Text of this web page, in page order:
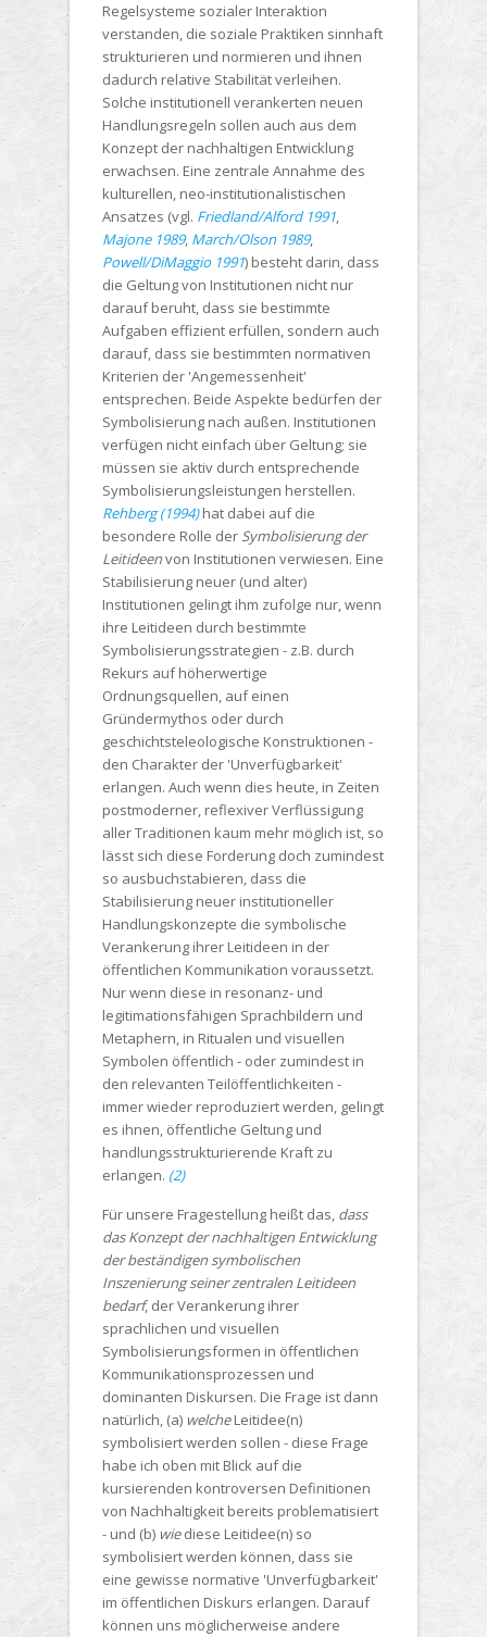
Regelsysteme sozialer Interaktion
verstanden, die soziale Praktiken sinnhaft
strukturieren und normieren und ihnen
dadurch relative Stabilität verleihen.
Solche institutionell verankerten neuen
Handlungsregeln sollen auch aus dem
Konzept der nachhaltigen Entwicklung
erwachsen. Eine zentrale Annahme des
kulturellen, neo-institutionalistischen
Ansatzes (vgl. Friedland/Alford 1991,
Majone 1989, March/Olson 1989,
Powell/DiMaggio 1991) besteht darin, dass
die Geltung von Institutionen nicht nur
darauf beruht, dass sie bestimmte
Aufgaben effizient erfüllen, sondern auch
darauf, dass sie bestimmten normativen
Kriterien der 'Angemessenheit'
entsprechen. Beide Aspekte bedürfen der
Symbolisierung nach außen. Institutionen
verfügen nicht einfach über Geltung; sie
müssen sie aktiv durch entsprechende
Symbolisierungsleistungen herstellen.
Rehberg (1994)hat dabei auf die
besondere Rolle der Symbolisierung der
Leitideenvon Institutionen verwiesen. Eine
Stabilisierung neuer (und alter)
Institutionen gelingt ihm zufolge nur, wenn
ihre Leitideen durch bestimmte
Symbolisierungsstrategien - z.B. durch
Rekurs auf höherwertige
Ordnungsquellen, auf einen
Gründermythos oder durch
geschichtsteleologische Konstruktionen -
den Charakter der 'Unverfügbarkeit'
erlangen. Auch wenn dies heute, in Zeiten
postmoderner, reflexiver Verflüssigung
aller Traditionen kaum mehr möglich ist, so
lässt sich diese Forderung doch zumindest
so ausbuchstabieren, dass die
Stabilisierung neuer institutioneller
Handlungskonzepte die symbolische
Verankerung ihrer Leitideen in der
öffentlichen Kommunikation voraussetzt.
Nur wenn diese in resonanz- und
legitimationsfähigen Sprachbildern und
Metaphern, in Ritualen und visuellen
Symbolen öffentlich - oder zumindest in
den relevanten Teilöffentlichkeiten -
immer wieder reproduziert werden, gelingt
es ihnen, öffentliche Geltung und
handlungsstrukturierende Kraft zu
erlangen. (2)
Für unsere Fragestellung heißt das, dass
das Konzept der nachhaltigen Entwicklung
der beständigen symbolischen
Inszenierung seiner zentralen Leitideen
bedarf, der Verankerung ihrer
sprachlichen und visuellen
Symbolisierungsformen in öffentlichen
Kommunikationsprozessen und
dominanten Diskursen. Die Frage ist dann
natürlich, (a) welcheLeitidee(n)
symbolisiert werden sollen - diese Frage
habe ich oben mit Blick auf die
kursierenden kontroversen Definitionen
von Nachhaltigkeit bereits problematisiert
- und (b) wiediese Leitidee(n) so
symbolisiert werden können, dass sie
eine gewisse normative 'Unverfügbarkeit'
im öffentlichen Diskurs erlangen. Darauf
können uns möglicherweise andere